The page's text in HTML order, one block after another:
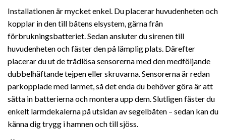
Installationen är mycket enkel. Du placerar huvudenheten och
kopplar in den till båtens elsystem, gärna från
förbrukningsbatteriet. Sedan ansluter du sirenen till
huvudenheten och fäster den på lämplig plats. Därefter
placerar du ut de trådlösa sensorerna med den medföljande
dubbelhäftande tejpen eller skruvarna. Sensorerna är redan
parkopplade med larmet, så det enda du behöver göra är att
sätta in batterierna och montera upp dem. Slutligen fäster du
enkelt larmdekalerna på utsidan av segelbåten – sedan kan du
känna dig trygg i hamnen och till sjöss.